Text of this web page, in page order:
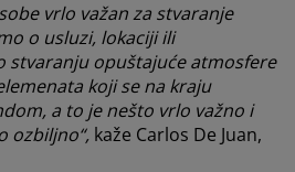
vrlo važan za stvaranje
o usluzi, lokaciji ili
stvaranju opuštajuće atmosfere
koji se na kraju
a to je nešto vrlo važno i
ozbiljno“, kaže Carlos De Juan,